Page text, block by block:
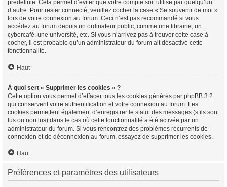
prédéfinie. Cela permet d’éviter que votre compte soit utilisé par quelqu’un
d’autre. Pour rester connecté, veuillez cocher la case « Se souvenir de moi »
lors de votre connexion au forum. Ceci n’est pas recommandé si vous
accédez au forum depuis un ordinateur public, comme une librairie, un
cybercafé, une université, etc. Si vous n’arrivez pas à trouver cette case à
cocher, il est probable qu’un administrateur du forum ait désactivé cette
fonctionnalité.
Haut
À quoi sert « Supprimer les cookies » ?
Cette option vous permet d’effacer tous les cookies générés par phpBB 3.2
qui conservent votre authentification et votre connexion au forum. Les
cookies permettent également d’enregistrer le statut des messages (s’ils sont
lus ou non lus) dans le cas où cette fonctionnalité a été activée par un
administrateur du forum. Si vous rencontrez des problèmes récurrents de
connexion et de déconnexion au forum, essayez de supprimer les cookies.
Haut
Préférences et paramètres des utilisateurs